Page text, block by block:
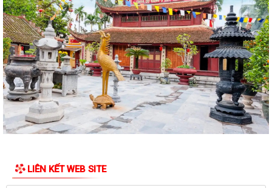
Tạo nguồn phát triển đảng viên – Nhiệm vụ trọng tâm của Đảng bộ xã
Đại Sơn
Đại Sơn tổ chức lễ tâm linh, động thổ phục vụ lấy mẫu hài cốt liệt sĩ
giám định ADN
UBND xã Đại Sơn triển khai Kế hoạch giám sát và xử lý dịch, ổ dịch, chủ
động bảo vệ sức khỏe Nhân...
UBND xã Đại Sơn triển khai kế hoạch bảo đảm an toàn thực phẩm,
Tăng cường công tác truyền thông phòng, chống bệnh dại năm 2026
LIÊN KẾT WEB SITE